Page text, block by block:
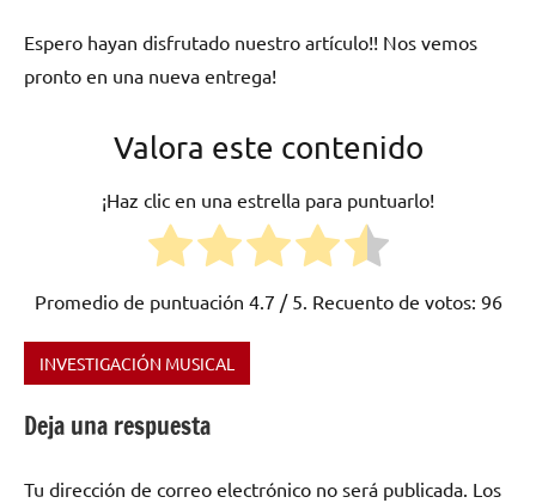
Espero hayan disfrutado nuestro artículo!! Nos vemos
pronto en una nueva entrega!
Valora este contenido
¡Haz clic en una estrella para puntuarlo!
Promedio de puntuación 4.7 / 5. Recuento de votos: 96
Etiquetado
Maroon
pop-
INVESTIGACIÓN MUSICAL
Deja una respuesta
Tu dirección de correo electrónico no será publicada. Los